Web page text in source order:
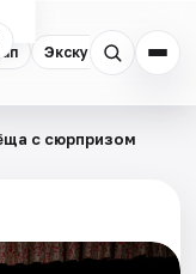
Экскурсии
с сюрпризом